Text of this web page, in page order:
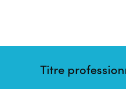
Titre